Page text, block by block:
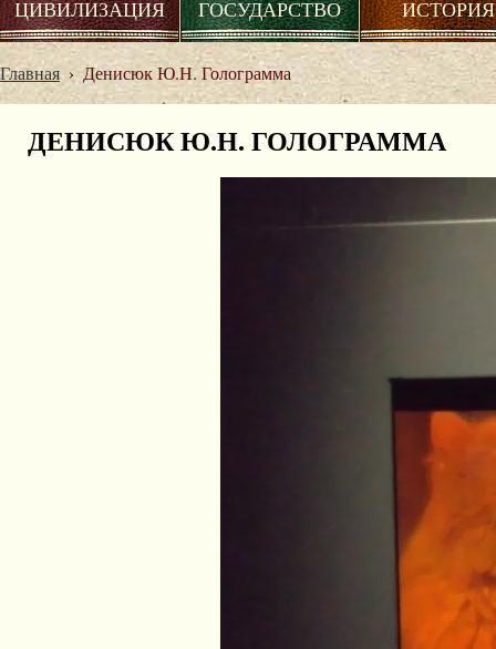
ЦИВИЛИЗАЦИЯ ГОСУДАРСТВО ИСТОРИЯ
Главная›Денисюк Ю.Н. Голограмма
ДЕНИСЮК Ю.Н. ГОЛОГРАММА